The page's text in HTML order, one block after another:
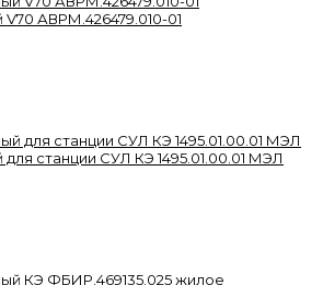
АВРМ.426479.010-01
станции СУЛ КЭ 1495.01.00.01 МЭЛ